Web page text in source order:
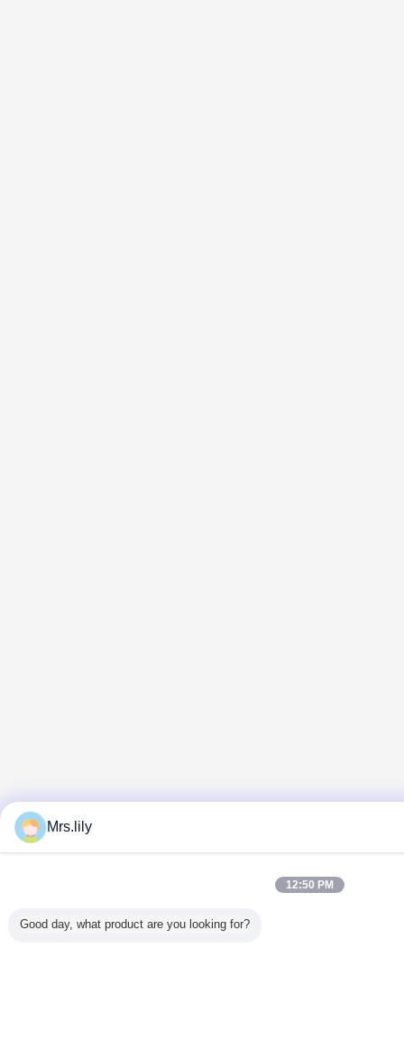
Mrs.lily
12:50 PM
Good day, what product are you looking for?